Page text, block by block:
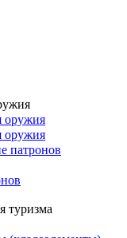
оружия
оружия
патронов
туризма